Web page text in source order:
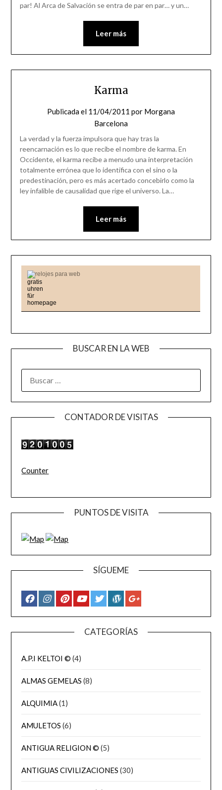
par! Al Arca de Salvación se entra de par en par… y un…
Leer más
Karma
Publicada el 11/04/2011 por Morgana
Barcelona
La verdad y la fuerza impulsora que hay tras la
reencarnación es lo que recibe el nombre de karma. En
Occidente, el karma recibe a menudo una interpretación
totalmente errónea que lo identifica con el sino o la
predestinación, pero es más acertado concebirlo como la
ley infalible de causalidad que rige el universo. La…
Leer más
relojes para web
BUSCAR EN LA WEB
CONTADOR DE VISITAS
Counter
PUNTOS DE VISITA
SÍGUEME
CATEGORÍAS
A.P.I KELTOI © (4)
ALMAS GEMELAS (8)
ALQUIMIA(1)
AMULETOS (6)
ANTIGUA RELIGION © (5)
ANTIGUAS CIVILIZACIONES (30)